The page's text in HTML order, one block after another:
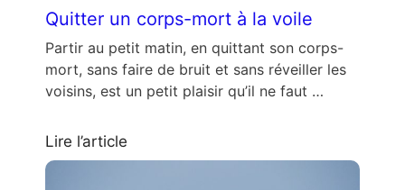
Quitter un corps-mort à la voile
Partir au petit matin, en quittant son corps-
mort, sans faire de bruit et sans réveiller les
voisins, est un petit plaisir qu’il ne faut …
Lire l’article